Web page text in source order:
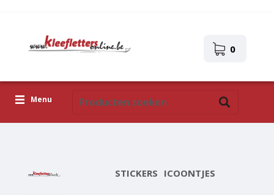
0
Menu
STICKERS ICOONTJES